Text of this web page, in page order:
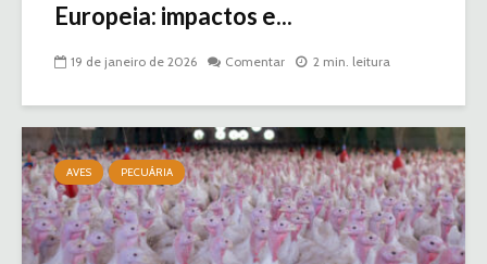
Europeia: impactos e...
19 de janeiro de 2026 Comentar 2 min. leitura
AVES PECUÁRIA